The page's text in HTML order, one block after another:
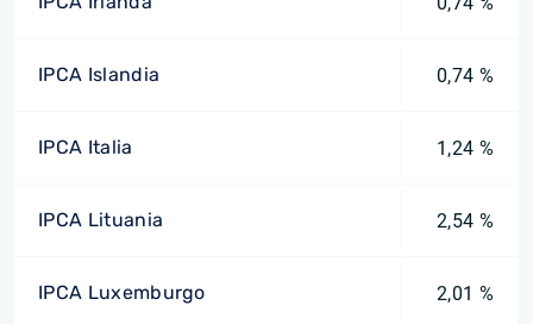
IPCA Islandia 0,74 %
IPCA Italia 1,24 %
IPCA Lituania 2,54 %
IPCA Luxemburgo 2,01 %